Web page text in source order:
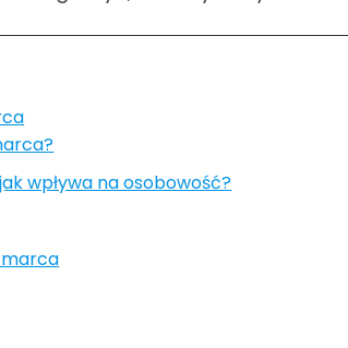
wpływa na osobowość?